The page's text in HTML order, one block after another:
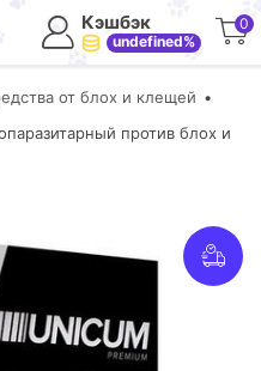
Кэшбэк
undefined%
0
от блох и клещей
против блох и